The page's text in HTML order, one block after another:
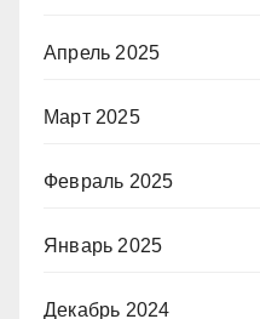
Апрель 2025
Март 2025
Февраль 2025
Январь 2025
Декабрь 2024